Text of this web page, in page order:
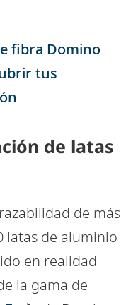
fibra Domino
tus
de latas
de más
latas de aluminio
en realidad
la gama de